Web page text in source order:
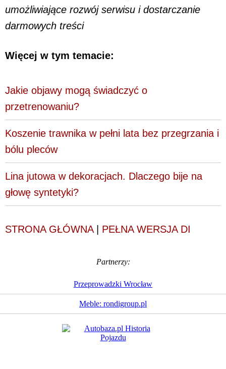
umożliwiające rozwój serwisu i dostarczanie
darmowych treści
Więcej w tym temacie:
Jakie objawy mogą świadczyć o
przetrenowaniu?
Koszenie trawnika w pełni lata bez przegrzania i
bólu pleców
Lina jutowa w dekoracjach. Dlaczego bije na
głowę syntetyki?
STRONA GŁÓWNA| PEŁNA WERSJA DI
Partnerzy:
Przeprowadzki Wrocław
Meble: rondigroup.pl